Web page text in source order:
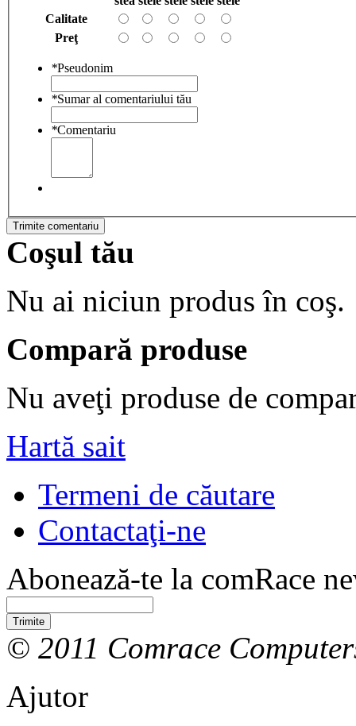
Calitate
Preţ
*Pseudonim
*Sumar al comentariului tău
*Comentariu
Trimite comentariu
Coşul tău
Nu ai niciun produs în coş.
Compară produse
Nu aveţi produse de
Hartă sait
Termeni de căutare
Contactaţi-ne
Abonează-te la comRace
Trimite
© 2011 Comrace
Ajutor